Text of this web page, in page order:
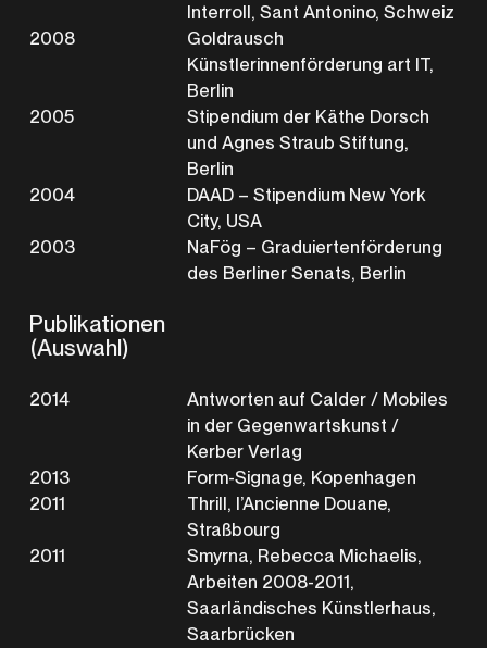
Interroll, Sant Antonino, Schweiz
2008
Goldrausch
Künstlerinnenförderung art IT,
Berlin
2005
Stipendium der Käthe Dorsch
und Agnes Straub Stiftung,
Berlin
2004
DAAD – Stipendium New York
City, USA
2003
NaFög – Graduiertenförderung
des Berliner Senats, Berlin
Publikationen
(Auswahl)
2014
Antworten auf Calder / Mobiles
in der Gegenwartskunst /
Kerber Verlag
2013
Form-Signage, Kopenhagen
2011
Thrill, l’Ancienne Douane,
Straßbourg
2011
Smyrna, Rebecca Michaelis,
Arbeiten 2008-2011,
Saarländisches Künstlerhaus,
Saarbrücken